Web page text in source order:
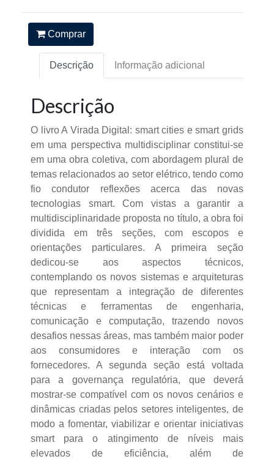
Comprar
Descrição Informação adicional
Descrição
O livro A Virada Digital: smart cities e smart grids
em uma perspectiva multidisciplinar constitui-se
em uma obra coletiva, com abordagem plural de
temas relacionados ao setor elétrico, tendo como
fio condutor reflexões acerca das novas
tecnologias smart. Com vistas a garantir a
multidisciplinaridade proposta no título, a obra foi
dividida em três seções, com escopos e
orientações particulares. A primeira seção
dedicou-se aos aspectos técnicos,
contemplando os novos sistemas e arquiteturas
que representam a integração de diferentes
técnicas e ferramentas de engenharia,
comunicação e computação, trazendo novos
desafios nessas áreas, mas também maior poder
aos consumidores e interação com os
fornecedores. A segunda seção está voltada
para a governança regulatória, que deverá
mostrar-se compatível com os novos cenários e
dinâmicas criadas pelos setores inteligentes, de
modo a fomentar, viabilizar e orientar iniciativas
smart para o atingimento de níveis mais
elevados de eficiência, além de